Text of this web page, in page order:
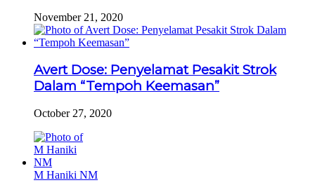
November 21, 2020
Avert Dose: Penyelamat Pesakit Strok
Dalam “Tempoh Keemasan”
October 27, 2020
M Haniki NM